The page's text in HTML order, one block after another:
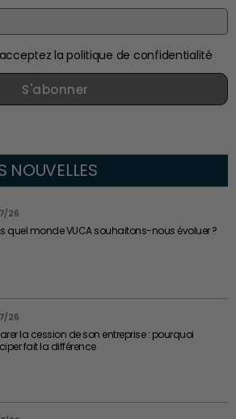
la politique de confidentialité
S'abonner
NOUVELLES
26
quel monde VUCA souhaitons-nous évoluer ?
26
la cession de son entreprise : pourquoi
fait la différence